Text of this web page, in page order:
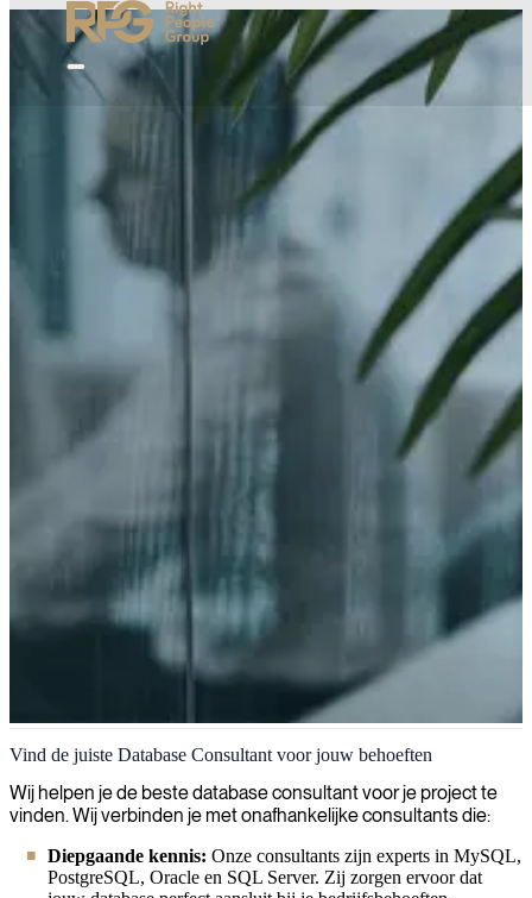
Database
Wij leveren ervaren, bekwame consultants op het gebied van
databases die u helpen uw gegevens effectief te benutten, waarbij
we optimale prestaties, veiligheid en schaalbaarheid garanderen voor
de meest waardevolle informatiebronnen van uw organisatie.
Vind de juiste Database Consultant voor jouw behoeften
Wij helpen je de beste database consultant voor je project te
vinden. Wij verbinden je met onafhankelijke consultants die:
Diepgaande kennis: Onze consultants zijn experts in MySQL,
PostgreSQL, Oracle en SQL Server. Zij zorgen ervoor dat